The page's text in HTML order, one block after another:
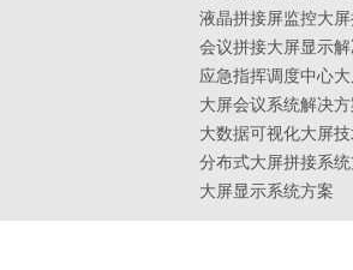
液晶拼接屏监控大
会议拼接大屏显示
应急指挥调度中心
大屏会议系统解决
大数据可视化大屏
分布式大屏拼接系
大屏显示系统方案